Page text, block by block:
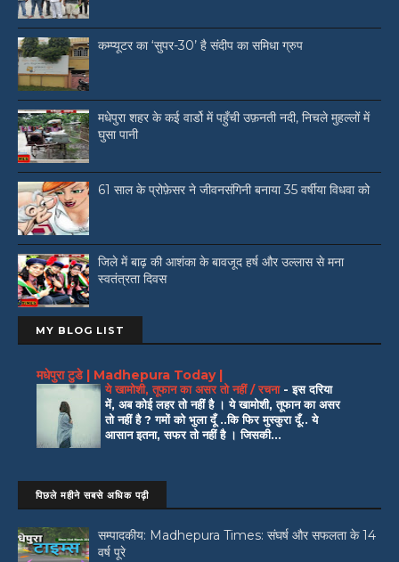
कम्प्यूटर का ‘सुपर-30’ है संदीप का समिधा ग्रुप
मधेपुरा शहर के कई वार्डो में पहुँची उफ़नती नदी, निचले मुहल्लों में
घुसा पानी
61 साल के प्रोफ़ेसर ने जीवनसंगिनी बनाया 35 वर्षीया विधवा को
जिले में बाढ़ की आशंका के बावजूद हर्ष और उल्लास से मना
स्वतंत्रता दिवस
MY BLOG LIST
मधेपुरा टुडे | Madhepura Today |
ये खामोशी, तूफान का असर तो नहीं / रचना -इस दरिया
में, अब कोई लहर तो नहीं है । ये खामोशी, तूफान का असर
तो नहीं है ? गमों को भुला दूँ ..कि फिर मुस्कुरा दूँ.. ये
आसान इतना, सफर तो नहीं है । जिसकी...
पिछले महीने सबसे अधिक पढ़ी
सम्पादकीय: Madhepura Times: संघर्ष और सफलता के 14
वर्ष पूरे